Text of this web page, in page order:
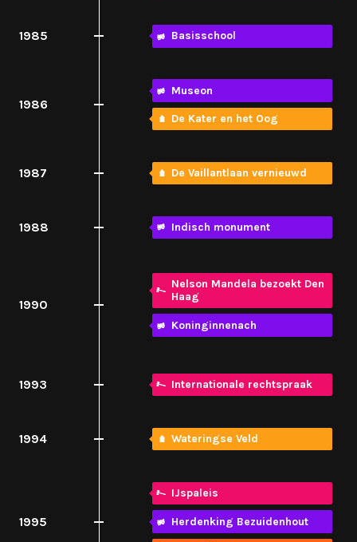
1985 Basisschool
1986
Museon
De Kater en het Oog
1987 De Vaillantlaan vernieuwd
1988 Indisch monument
1990
Nelson Mandela bezoekt Den
Haag
Koninginnenach
1993 Internationale rechtspraak
1994 Wateringse Veld
1995
IJspaleis
Herdenking Bezuidenhout